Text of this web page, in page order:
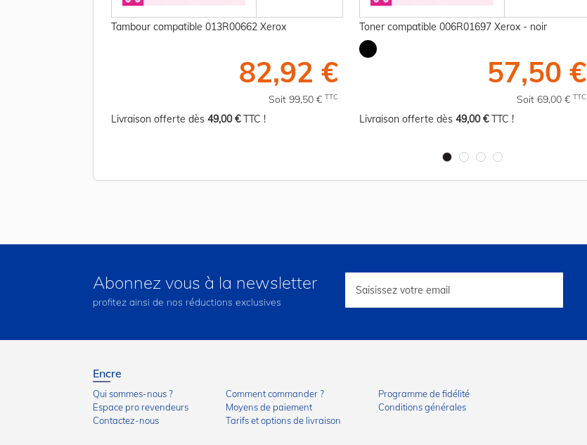
Tambour compatible 013R00662 Xerox
82,92 €
Soit 99,50 € TTC
Livraison offerte dès 49,00 €TTC !
Toner compatible 006R01697 Xerox - noir
57,50 €
Soit 69,00 € TTC
Livraison offerte dès 49,00 €TTC !
Abonnez vous à la newsletter
profitez ainsi de nos réductions exclusives
lettre
Encre
Qui sommes-nous ?
Espace pro revendeurs
Contactez-nous
Comment commander ?
Moyens de paiement
Tarifs et options de livraison
Programme de fidélité
Conditions générales